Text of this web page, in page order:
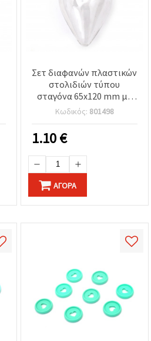
Σετ διαφανών πλαστικών
στολιδιών τύπου
σταγόνα 65x120 mm με
μεταλλική βάση-καπάκι
(25x25x10 mm) και
μεταλλικό κρεμαστράκι
36 mm για χειροτεχνίες &
DIY
Κωδικός: 801498
1.10€
ΑΓΟΡΆ